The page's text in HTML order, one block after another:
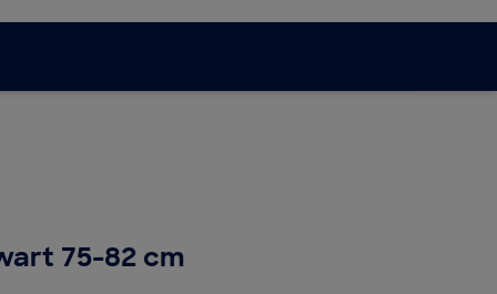
75-82 cm